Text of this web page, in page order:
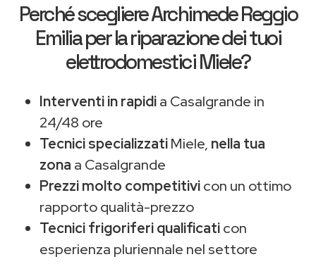
Perché scegliereArchimede Reggio
Emiliaper la riparazione dei tuoi
elettrodomestici Miele?
Interventi in rapidia Casalgrande in
24/48 ore
Tecnici specializzatiMiele, nella tua
zona a Casalgrande
Prezzi molto competitivicon un ottimo
rapporto qualità-prezzo
Tecnici frigoriferi qualificaticon
esperienza pluriennale nel settore